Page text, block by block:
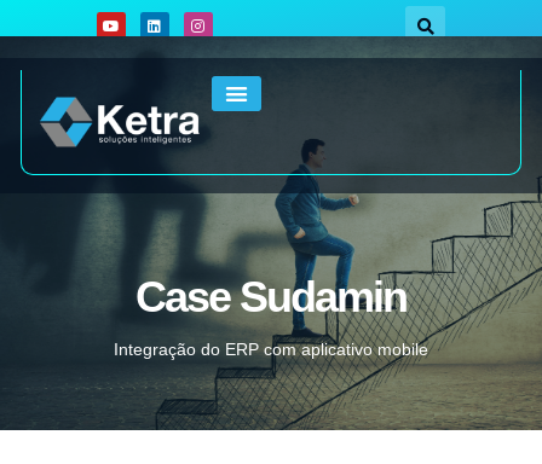
Case Sudamin
Integração do ERP com aplicativo mobile